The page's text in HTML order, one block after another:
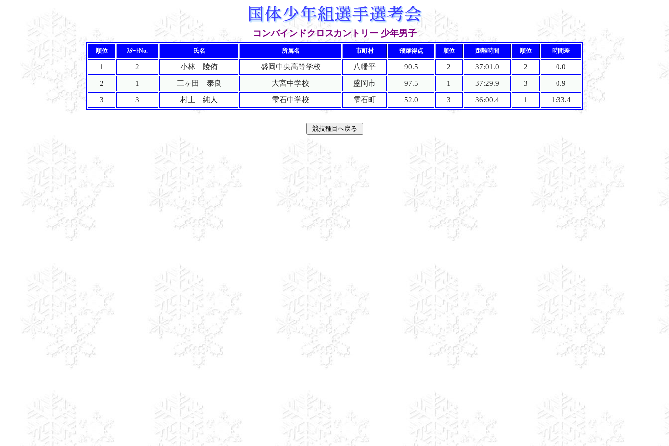
コンバインドクロスカントリー 少年男子
順位 ｽﾀｰﾄNo. 氏名 所属名 市町村 飛躍得点 順位 距離時間 順位 時間差
1 2 小林 陵侑 盛岡中央高等学校 八幡平 90.5 2 37:01.0 2 0.0
2 1 三ヶ田 泰良 大宮中学校 盛岡市 97.5 1 37:29.9 3 0.9
3 3 村上 純人 雫石中学校 雫石町 52.0 3 36:00.4 1 1:33.4